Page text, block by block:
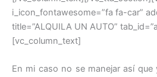
i_icon_fontawesome=”fa fa-car”
title=”ALQUILA UN AUTO”
[vc_column_text]
En mi caso no se manejar así